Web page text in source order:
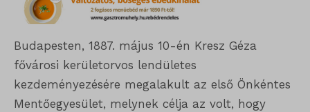
Budapesten, 1887. május 10-én Kresz Géza
fővárosi kerületorvos lendületes
kezdeményezésére megalakult az első Önkéntes
Mentőegyesület, melynek célja az volt, hogy